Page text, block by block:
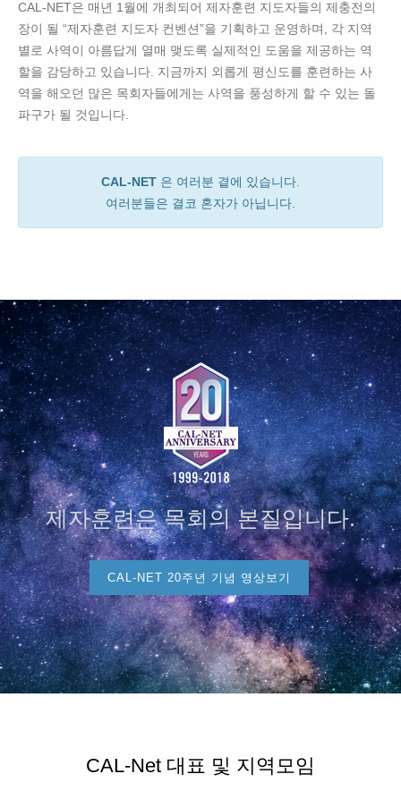
CAL-NET은 매년 1월에 개최되어 제자훈련 지도자들의 제충전의
장이 될 “제자훈련 지도자 컨벤션”을 기획하고 운영하며, 각 지역
별로 사역이 아름답게 열매 맺도록 실제적인 도움을 제공하는 역
할을 감당하고 있습니다. 지금까지 외롭게 평신도를 훈련하는 사
역을 해오던 많은 목회자들에게는 사역을 풍성하게 할 수 있는 돌
파구가 될 것입니다.
CAL-NET 은 여러분 곁에 있습니다.
여러분들은 결코 혼자가 아닙니다.
제자훈련은 목회의 본질입니다.
CAL-NET 20주년 기념 영상보기
CAL-Net 대표 및 지역모임